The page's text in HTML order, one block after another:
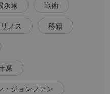
永遠 戦術
ノス 移籍
葉
・ジョンファン